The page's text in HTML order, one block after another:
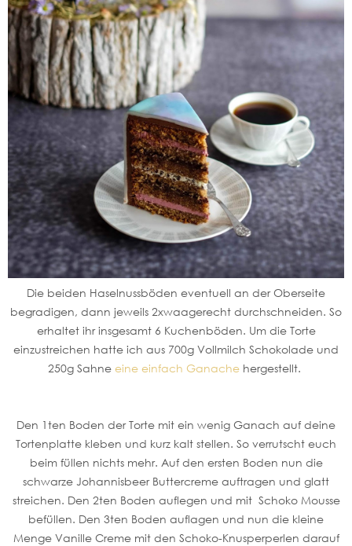
Die beiden Haselnussböden eventuell an der Oberseite
begradigen, dann jeweils 2xwaagerecht durchschneiden. So
erhaltet ihr insgesamt 6 Kuchenböden. Um die Torte
einzustreichen hatte ich aus 700g Vollmilch Schokolade und
250g Sahne eine einfach Ganache hergestellt.
Den 1ten Boden der Torte mit ein wenig Ganach auf deine
Tortenplatte kleben und kurz kalt stellen. So verrutscht euch
beim füllen nichts mehr. Auf den ersten Boden nun die
schwarze Johannisbeer Buttercreme auftragen und glatt
streichen. Den 2ten Boden auflegen und mit Schoko Mousse
befüllen. Den 3ten Boden auflagen und nun die kleine
Menge Vanille Creme mit den Schoko-Knusperperlen darauf